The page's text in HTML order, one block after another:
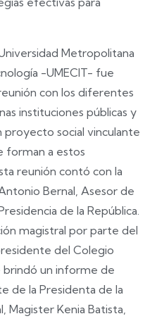
Metropolitana
-UMECIT- fue
con los diferentes
instituciones públicas y
proyecto social vinculante
forman a estos
reunión contó con la
Bernal, Asesor de
de la República.
magistral por parte del
del Colegio
brindó un informe de
de la Presidenta de la
Magister Kenia Batista,